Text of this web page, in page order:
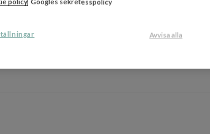
certifierad vilket betyder att det kommer från
policy Googles sekretesspolicy
Avvisa alla